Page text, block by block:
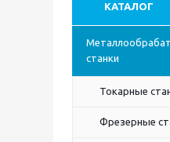
КАТАЛОГ
станки
Токарные
Фрезерные